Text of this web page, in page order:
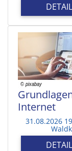
DETAIL
Internet
31.08.2026
DETAIL